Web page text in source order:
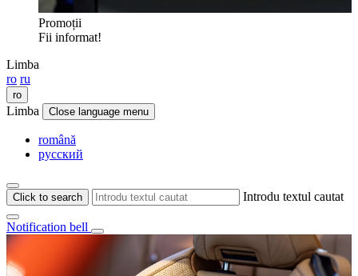
Promoții
Fii informat!
Limba
ro ru
ro
Limba Close language menu
română
русский
Click to search Introdu textul cautat
Notification bell